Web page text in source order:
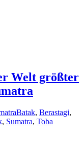
Welt größter
Batak, Berastagi,
, Sumatra, Toba